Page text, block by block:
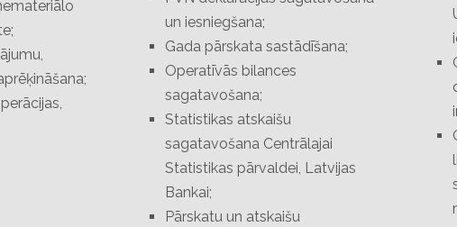
un iesniegšana;
Gada pārskata sastādīšana;
Operatīvās bilances
sagatavošana;
Statistikas atskaišu
sagatavošana Centrālajai
Statistikas pārvaldei, Latvijas
Bankai;
Pārskatu un atskaišu